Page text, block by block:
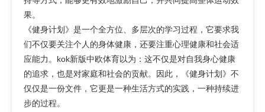
果。
《健身计划》是一个全方位、多层次的学习过程，它要求我
们不仅要关注个人的身体健康，还要注重心理健康和社会适
应能力。kok新版中欧体育以为：这不仅是对自我身心健康
的追求，也是对家庭和社会的贡献。因此，《健身计划》不
仅仅是一份文件，它更是一种生活方式的实践，一种持续进
步的过程。